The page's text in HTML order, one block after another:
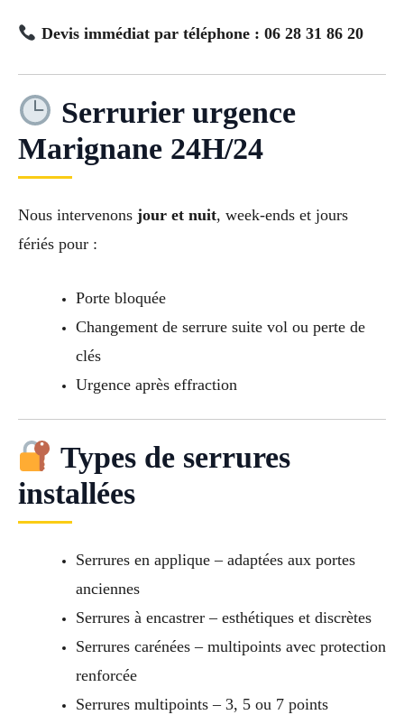
Devis immédiat par téléphone : 06 28 31 86 20
Serrurier urgence
Marignane 24H/24
Nous intervenons jour et nuit, week-ends et jours
fériés pour :
Porte bloquée
Changement de serrure suite vol ou perte de
clés
Urgence après effraction
Types de serrures
installées
Serrures en applique – adaptées aux portes
anciennes
Serrures à encastrer – esthétiques et discrètes
Serrures carénées – multipoints avec protection
renforcée
Serrures multipoints – 3, 5 ou 7 points